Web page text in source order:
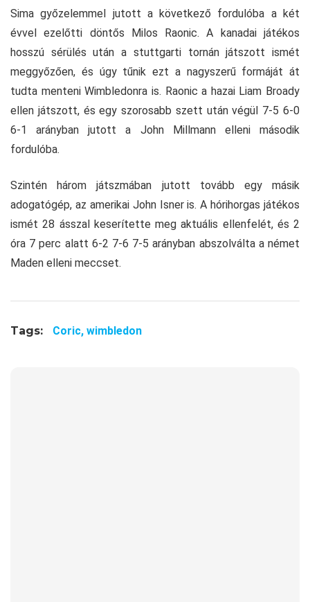
Sima győzelemmel jutott a következő fordulóba a két
évvel ezelőtti döntős Milos Raonic. A kanadai játékos
hosszú sérülés után a stuttgarti tornán játszott ismét
meggyőzően, és úgy tűnik ezt a nagyszerű formáját át
tudta menteni Wimbledonra is. Raonic a hazai Liam Broady
ellen játszott, és egy szorosabb szett után végül 7-5 6-0
6-1 arányban jutott a John Millmann elleni második
fordulóba.
Szintén három játszmában jutott tovább egy másik
adogatógép, az amerikai John Isner is. A hórihorgas játékos
ismét 28 ásszal keserítette meg aktuális ellenfelét, és 2
óra 7 perc alatt 6-2 7-6 7-5 arányban abszolválta a német
Maden elleni meccset.
Tags: Coric, wimbledon